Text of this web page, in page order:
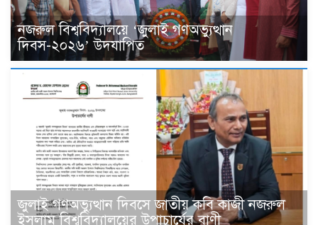
নজরুল বিশ্ববিদ্যালয়ে ‘জুলাই গণঅভ্যুত্থান
দিবস-২০২৬’ উদযাপিত
জুলাই গণঅভ্যুত্থান দিবসে জাতীয় কবি কাজী নজরুল
ইসলাম বিশ্ববিদ্যালয়ের উপাচার্যের বাণী